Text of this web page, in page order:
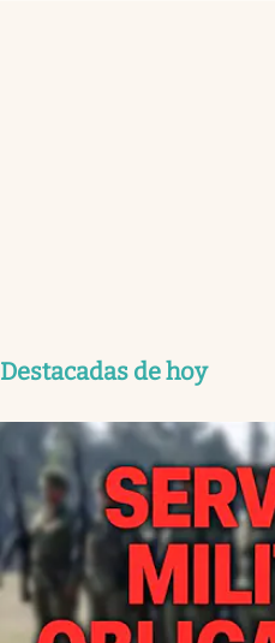
Destacadas de hoy